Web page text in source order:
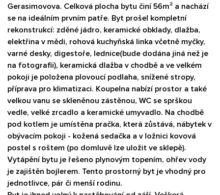
Gerasimovova. Celková plocha bytu činí 56m² a nachází
se na ideálním prvním patře. Byt prošel kompletní
rekonstrukcí: zděné jádro, keramické obklady, dlažba,
elektřina v mědi, rohová kuchyňská linka včetně myčky,
varné desky, digestoře, lednice(bude dodána jiná než je
na fotografii), keramická dlažba v chodbě a ve velkém
pokoji je položena plovoucí podlaha, snížené stropy,
příprava pro klimatizaci. Koupelna nabízí prostor a také
velkou vanu se skleněnou zástěnou, WC se sprškou
vedle, velké zrcadlo a keramické umyvadlo. Na chodbě
pod kotlem je umístěna pračka, která zůstává, nábytek v
obývacím pokoji - kožená sedačka a v ložnici kovová
postel s roštem (po domluvě lze uložit ve sklepě).
Vytápění bytu je řešeno plynovým topením, ohřev vody
je zajištěn bojlerem. Tento prostorný byt je vhodný pro
jednotlivce, pár či menší rodinu.